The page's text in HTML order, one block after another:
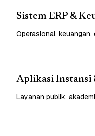
Sistem ERP &
Operasional, keuangan,
Aplikasi Instansi
Layanan publik,